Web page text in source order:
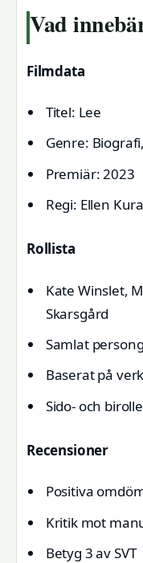
Vad
Filmdata
Titel: Lee
Genre:
Premiär: 2023
Regi: Ellen
Rollista
Kate Winslet,
Skarsgård
Samlat
Baserat på
Sido- och
Recensioner
Positiva
Kritik mot
Betyg 3 av SVT